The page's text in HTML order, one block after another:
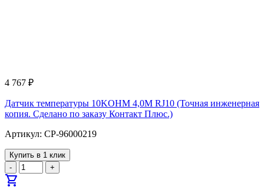
4 767 ₽
Датчик температуры 10KOHM 4,0M RJ10 (Точная инженерная
копия. Cделано по заказу Контакт Плюс.)
Артикул: CP-96000219
Купить в 1 клик
-
+
shopping_cart